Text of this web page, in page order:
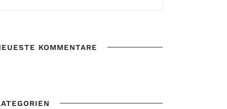
KOMMENTARE